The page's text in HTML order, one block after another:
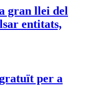
gran llei del
entitats,
per a